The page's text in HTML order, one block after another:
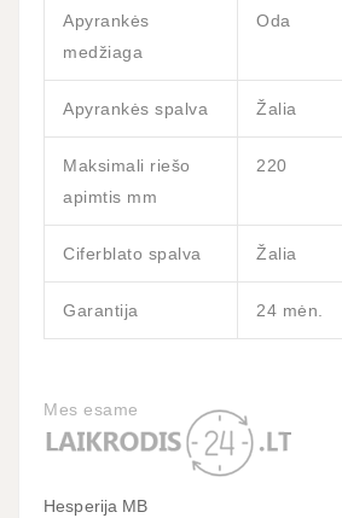
Apyrankės
medžiaga
Oda
Apyrankės spalva Žalia
Maksimali riešo
apimtis mm
220
Ciferblato spalva Žalia
Garantija 24 mėn.
Mes esame
Hesperija MB